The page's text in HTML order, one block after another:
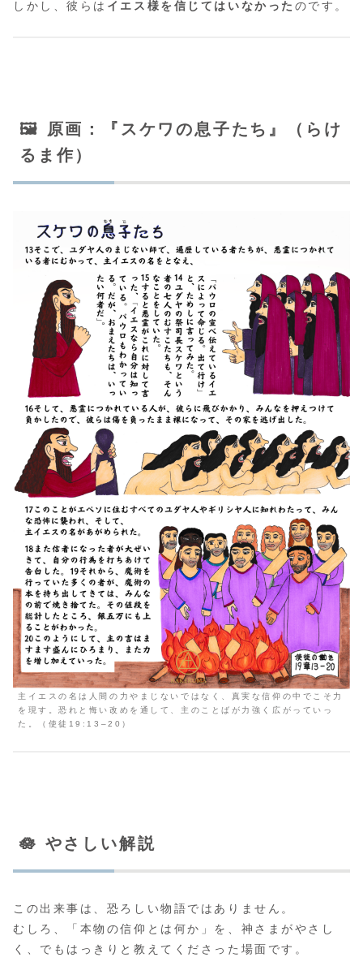
しかし、彼らは イエス様を信じてはいなかった のです。
🖼️ 原画：『スケワの息子たち』（らけ
るま作）
主イエスの名は人間の力やまじないではなく、真実な信仰の中でこそ力
を現す。恐れと悔い改めを通して、主のことばが力強く広がっていっ
た。（使徒19:13–20）
🪷 やさしい解説
この出来事は、恐ろしい物語ではありません。
むしろ、「本物の信仰とは何か」を、神さまがやさし
く、でもはっきりと教えてくださった場面です。